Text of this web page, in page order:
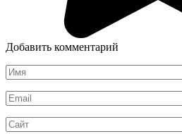
Добавить комментарий
Имя
*
Email
*
Сайт